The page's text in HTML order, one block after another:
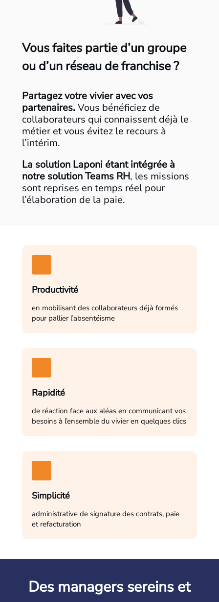
Vous faites partie d’un groupe
ou d’un réseau de franchise ?
Partagez votre vivier avec vos
partenaires.Vous bénéficiez de
collaborateurs qui connaissent déjà le
métier et vous évitez le recours à
l’intérim.
La solution Laponi étant intégrée à
notre solution Teams RH, les missions
sont reprises en temps réel pour
l’élaboration de la paie.
Productivité
en mobilisant des collaborateurs déjà formés
pour pallier l’absentéisme
Rapidité
de réaction face aux aléas en communicant vos
besoins à l’ensemble du vivier en quelques clics
Simplicité
administrative de signature des contrats, paie
et refacturation
Des managers sereins et